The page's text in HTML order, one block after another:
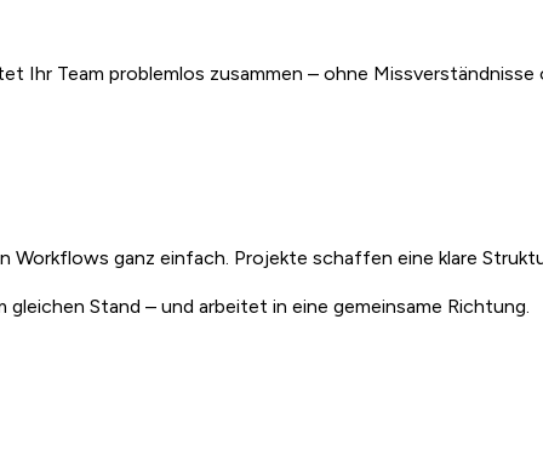
Ihr Team problemlos zusammen – ohne
ganz einfach. Projekte schaffen eine klare
Stand – und arbeitet in eine gemeinsame Richtung.